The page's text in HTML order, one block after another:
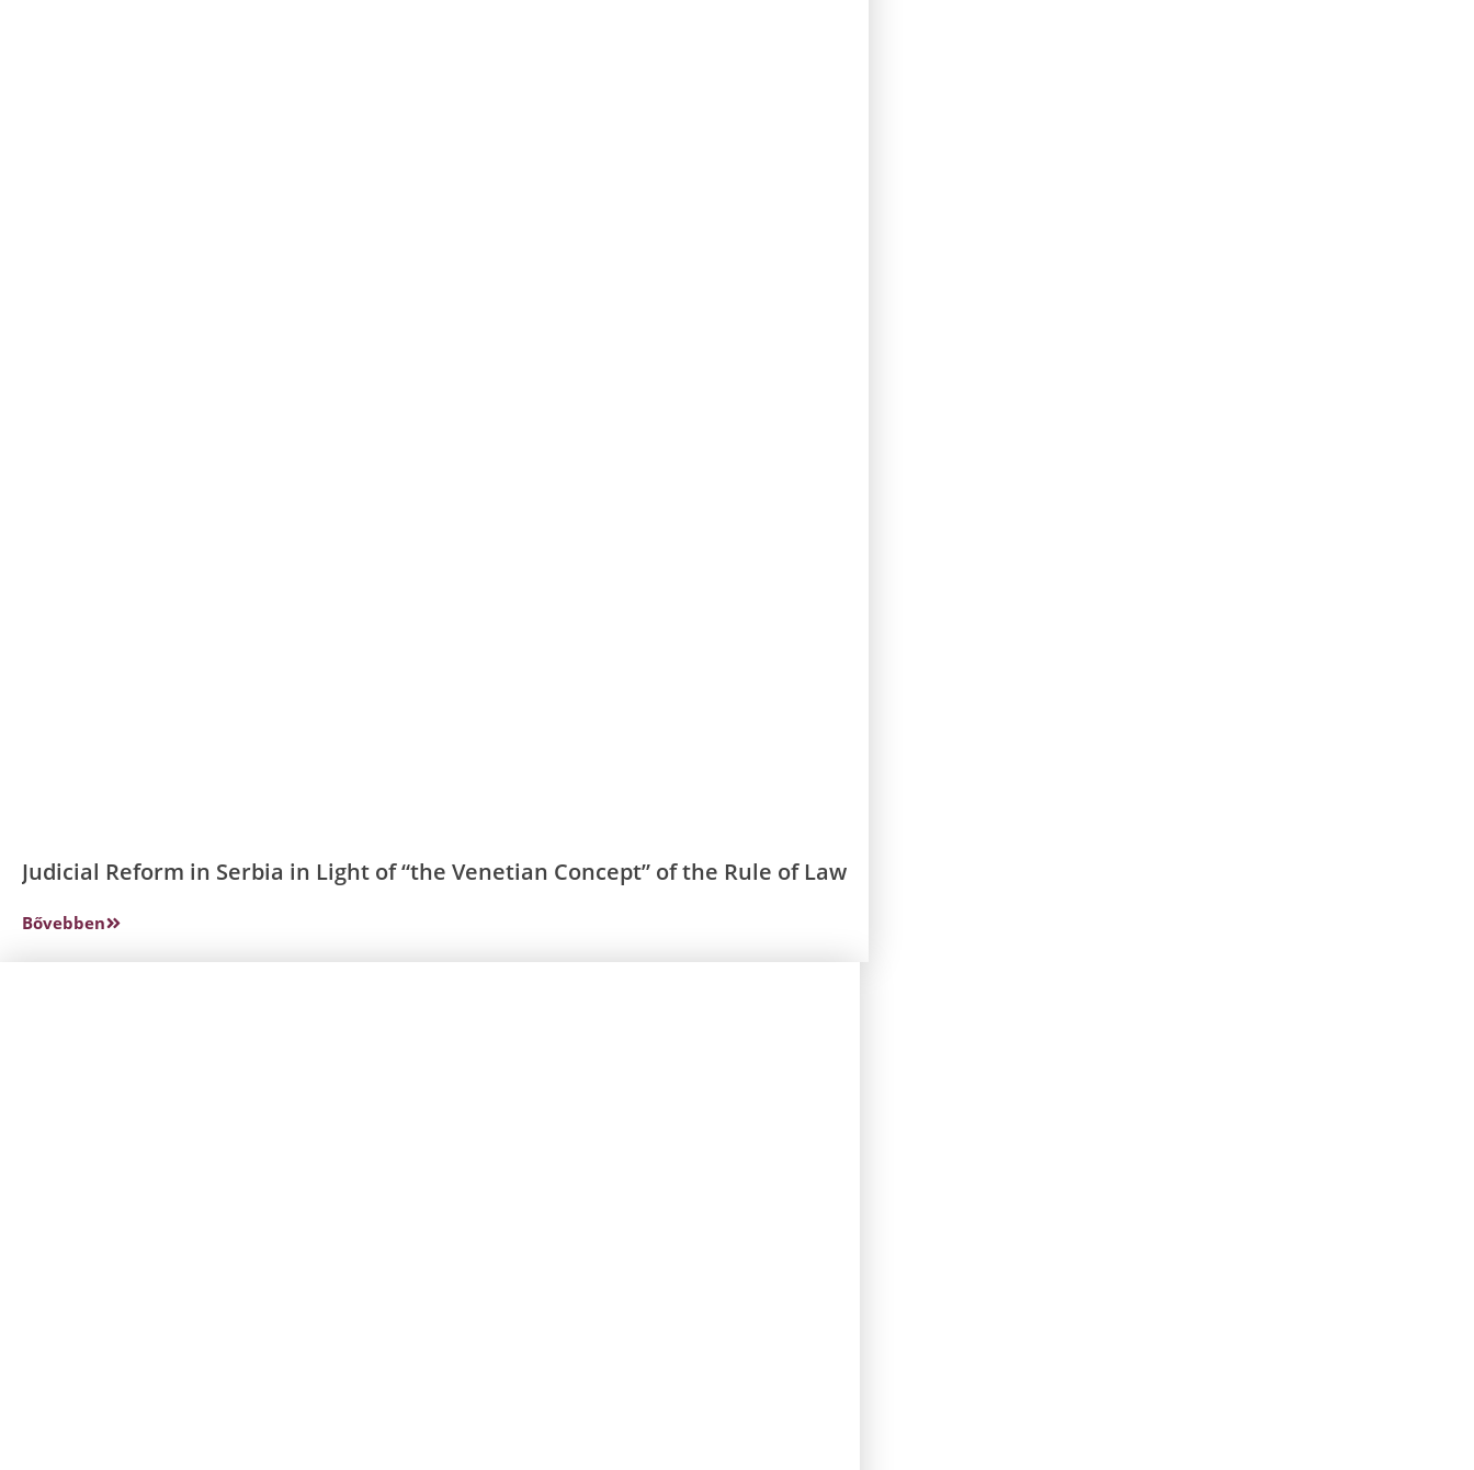
Judicial Reform in Serbia in Light of “the Venetian Concept” of the Rule of Law
Bővebben